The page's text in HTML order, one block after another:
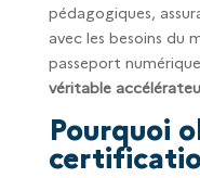
pédagogiques,
avec les besoins du
passeport
véritable
Pourquoi